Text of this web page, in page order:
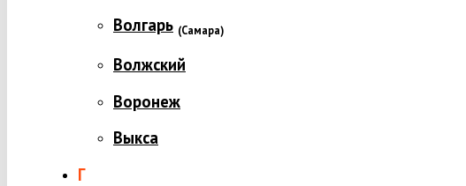
Волгарь (Самара)
Волжский
Воронеж
Выкса
Г